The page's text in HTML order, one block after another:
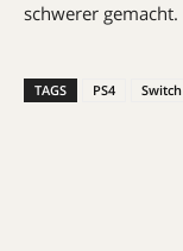
schwerer gemacht.
TAGS PS4 Switch